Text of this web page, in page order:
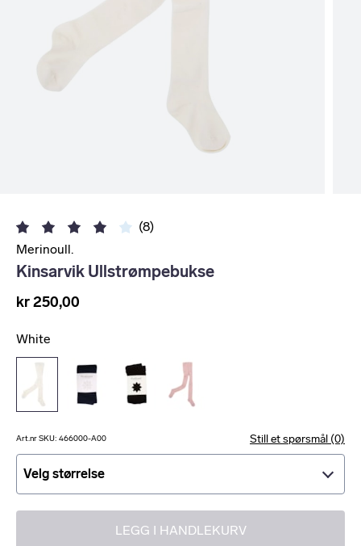
(8)
Merinoull.
Kinsarvik Ullstrømpebukse
kr 250,00
White
Art.nr SKU: 466000-A00 Still et spørsmål (0)
Velg størrelse
LEGG I HANDLEKURV